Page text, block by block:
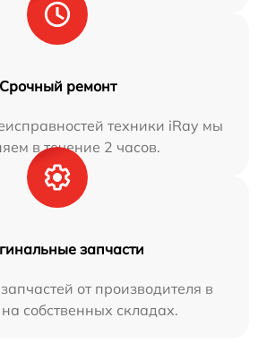
Срочный ремонт
техники iRay мы
в течение 2 часов.
запчасти
от производителя в
собственных складах.